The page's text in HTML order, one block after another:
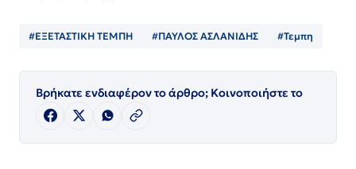
#ΕΞΕΤΑΣΤΙΚΗ ΤΕΜΠΗ #ΠΑΥΛΟΣ ΑΣΛΑΝΙΔΗΣ #Τεμπη
Βρήκατε ενδιαφέρον το άρθρο; Κοινοποιήστε το